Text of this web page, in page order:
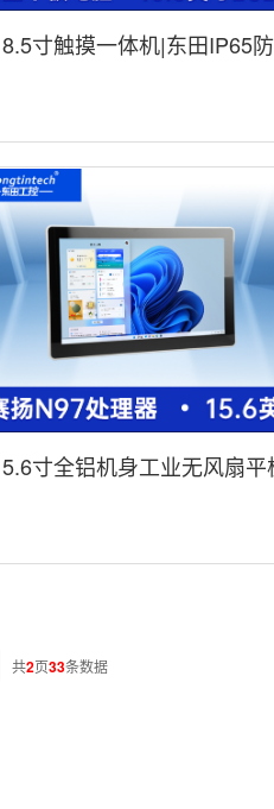
寸触摸一体机|东田IP65防
寸全铝机身工业无风扇平
共2页33条数据